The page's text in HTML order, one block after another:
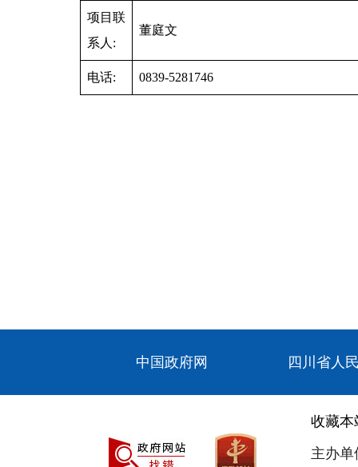
项目联
系人:
董庭文
电话: 0839-5281746
中国政府网 四川省人
收藏本
主办